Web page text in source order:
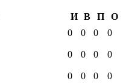
И В П
О
0 0 0 0
0 0 0 0
0 0 0 0